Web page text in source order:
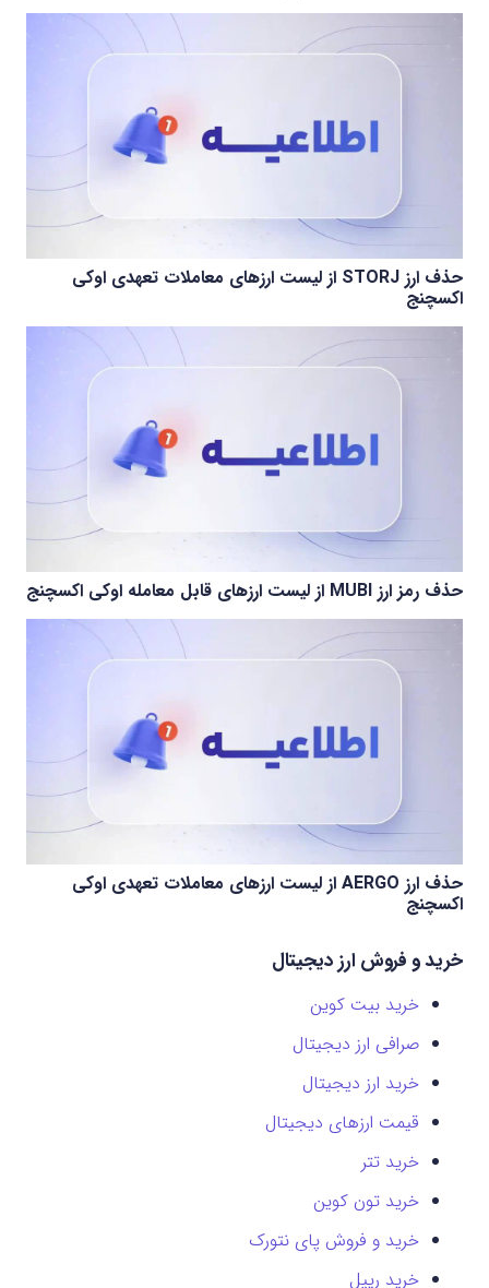
حذف ارز STORJ از لیست ارزهای معاملات تعهدی اوکی
اکسچنج
حذف رمز ارز MUBI از لیست ارزهای قابل معامله اوکی اکسچنج
حذف ارز AERGO از لیست ارزهای معاملات تعهدی اوکی
اکسچنج
خرید و فروش ارز دیجیتال
خرید بیت کوین
صرافی ارز دیجیتال
خرید ارز دیجیتال
قیمت ارزهای دیجیتال
خرید تتر
خرید تون کوین
خرید و فروش پای نتورک
خرید ریپل